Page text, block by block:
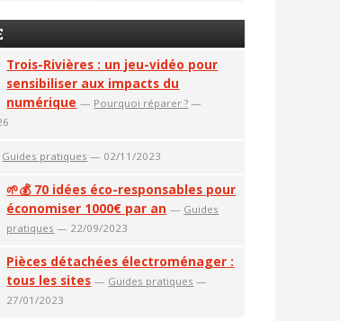
Trois-Rivières : un jeu-vidéo pour
sensibiliser aux impacts du
numérique — Pourquoi réparer ? —
Guides pratiques — 02/11/2023
🌱💰 70 idées éco-responsables pour
économiser 1000€ par an — Guides
pratiques — 22/09/2023
Pièces détachées électroménager :
tous les sites — Guides pratiques —
27/01/2023